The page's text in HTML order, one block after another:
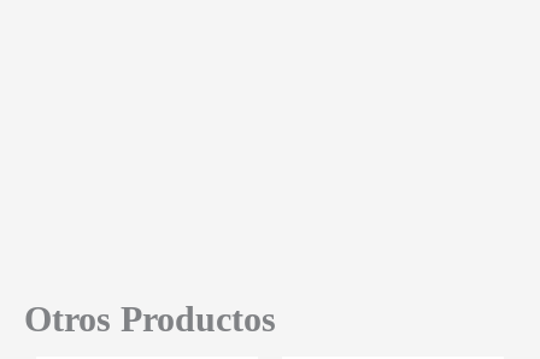
Otros Productos